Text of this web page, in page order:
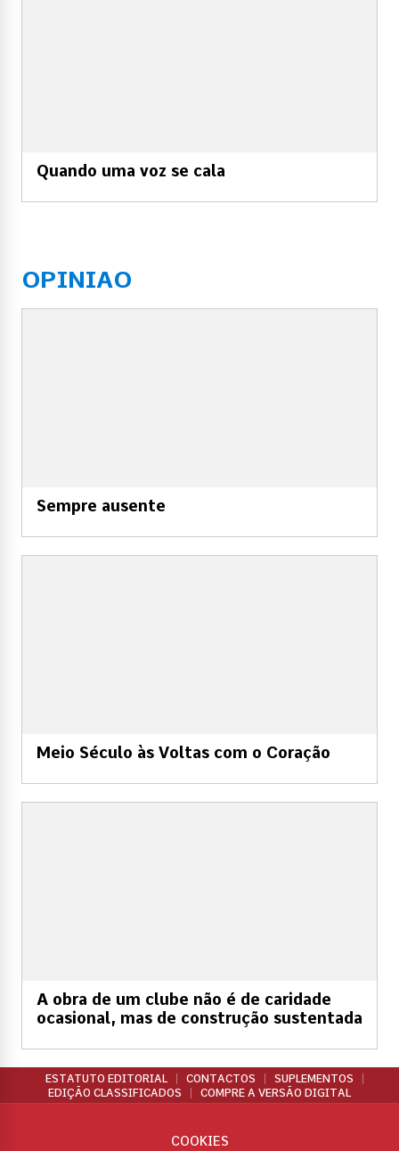
Quando uma voz se cala
OPINIAO
Sempre ausente
Meio Século às Voltas com o Coração
A obra de um clube não é de caridade
ocasional, mas de construção sustentada
ESTATUTO EDITORIAL CONTACTOS
SUPLEMENTOS
EDIÇÃO CLASSIFICADOS
COMPRE A VERSÃO DIGITAL
COOKIES